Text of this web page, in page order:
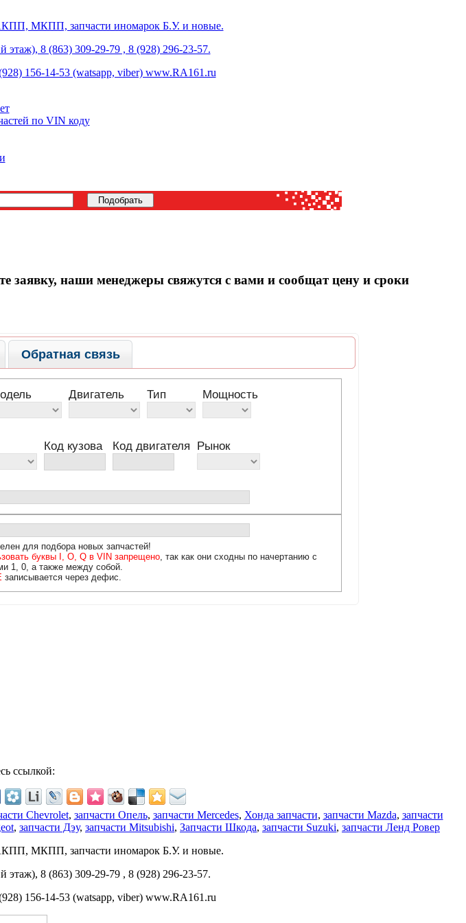
МКПП, запчасти иномарок Б.У. и новые.
этаж), 8 (863) 309-29-79 , 8 (928) 296-23-57.
156-14-53 (watsapp, viber) www.RA161.ru
по VIN коду
заявку, наши менеджеры свяжутся с вами и сообщат цену и сроки
ссылкой:
Chevrolet, запчасти Опель, запчасти Mercedes, Хонда запчасти, запчасти Mazda, запчасти
, запчасти Дэу, запчасти Mitsubishi, Запчасти Шкода, запчасти Suzuki, запчасти Ленд Ровер
МКПП, запчасти иномарок Б.У. и новые.
этаж), 8 (863) 309-29-79 , 8 (928) 296-23-57.
156-14-53 (watsapp, viber) www.RA161.ru